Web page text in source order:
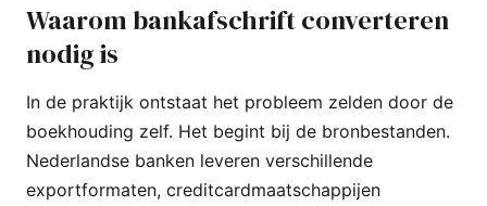
Waarom bankafschrift converteren
nodig is
In de praktijk ontstaat het probleem zelden door de
boekhouding zelf. Het begint bij de bronbestanden.
Nederlandse banken leveren verschillende
exportformaten, creditcardmaatschappijen